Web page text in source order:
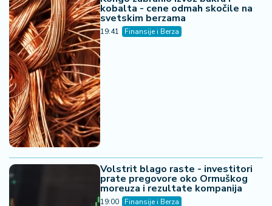
06. 08. 2026 19:25
Познат распоред Зоне "Исток": У првом колу
Јединство дочекује Хајдук Вељка, Танаско Рајић
гостује у Боговини